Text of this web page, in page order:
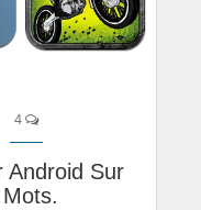
4
Android Sur